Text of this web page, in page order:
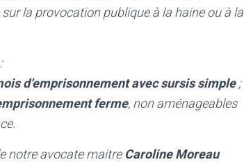
la provocation publique à la haine ou à la
d’emprisonnement avec sursis simple;
ferme, non aménageables
notre avocate maitreCaroline Moreau